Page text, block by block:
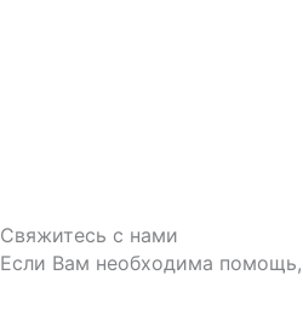
Свяжитесь с нами
Если Вам необходима помощь,